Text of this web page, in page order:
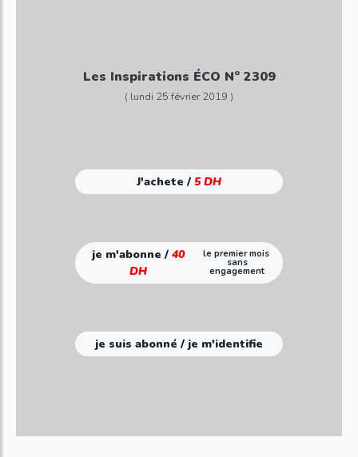
Les Inspirations ÉCO N° 2309
( lundi 25 février 2019 )
J'achete / 5 DH
je m'abonne /40
DH
le premier mois
sans
engagement
je suis abonné / je m'identifie